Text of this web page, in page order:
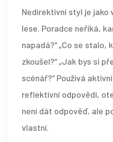
Nedirektivní styl je jako
lese. Poradce neříká,
napadá?“ „Co se stalo,
zkoušel?“ „Jak bys si
scénář?“ Používá
reflektivní odpovědi,
není dát odpověď, ale
vlastní.